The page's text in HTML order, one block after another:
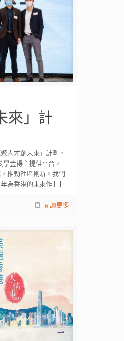
來」計
人才創未來」計劃，
金得主提供平台，
推動社區創新。我們
為香港的未來作[…]
閱讀更多